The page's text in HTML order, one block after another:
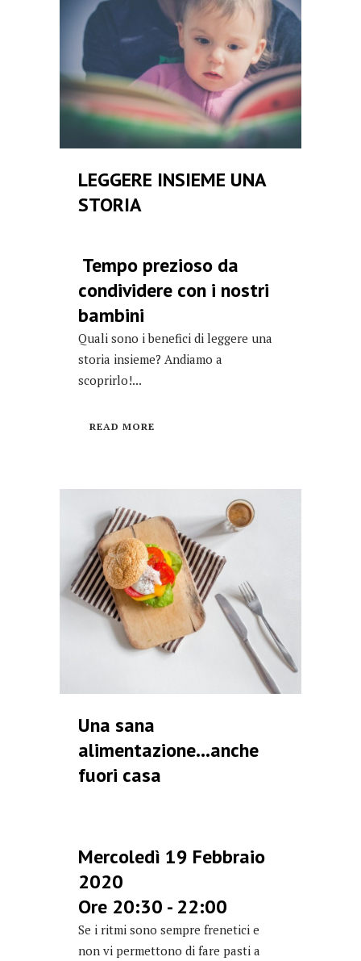
LEGGERE INSIEME UNA
STORIA
Tempo prezioso da
condividere con i nostri
bambini
Quali sono i benefici di leggere una
storia insieme? Andiamo a
scoprirlo!...
READ MORE
Una sana
alimentazione…anche
fuori casa
Mercoledì 19 Febbraio
2020
Ore 20:30 - 22:00
Se i ritmi sono sempre frenetici e
non vi permettono di fare pasti a